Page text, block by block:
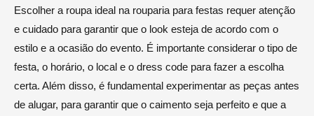
Escolher a roupa ideal na rouparia para festas requer atenção
e cuidado para garantir que o look esteja de acordo com o
estilo e a ocasião do evento. É importante considerar o tipo de
festa, o horário, o local e o dress code para fazer a escolha
certa. Além disso, é fundamental experimentar as peças antes
de alugar, para garantir que o caimento seja perfeito e que a